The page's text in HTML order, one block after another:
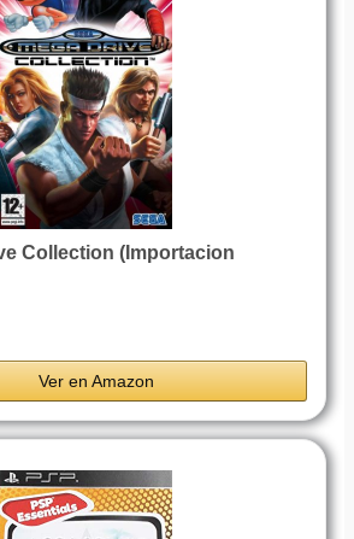
Collection (Importacion
Ver en Amazon